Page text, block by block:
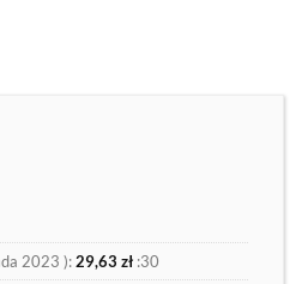
2023 ):29,63 zł :30